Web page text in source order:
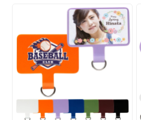
内生産・小ロットからの製
作に対応しており、販売に
必要な資材もすべて取り揃
えておりますので、お客様
にはデザインをご入稿いた
だくだけでオリジナル商品
として販売可能。ライブ・
イベント物販、キャラクタ
ーグッズ、企業ノベルテ
TPU仕様のソフトタイプを
お選びいただけます。販売
に必要な資材も取り揃えて
おりますので、お客様には
デザインをご入稿いただく
だけでオリジナル
商品とし
て販売していただくことが
できます。 短納期・小ロッ
トでの対応も可能ですので